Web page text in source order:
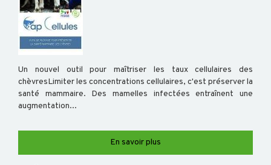
Accueil
Auvergne
Rhône-
Alpes
BOVIN
OVIN
Un nouvel outil pour maîtriser les taux cellulaires des
chèvresLimiter les concentrations cellulaires, c'est préserver la
santé mammaire. Des mamelles infectées entraînent une
augmentation...
En savoir plus